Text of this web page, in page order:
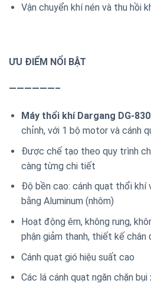
Vận chuyển khí nén và thu hồi
ƯU ĐIỂM NỔI BẬT
——————–
Máy thổi khí Dargang DG-
chỉnh, với 1 bộ motor và cánh
Được chế tạo theo quy trình
càng từng chi tiết
Độ bền cao: cánh quạt thổi
bằng Aluminum (nhôm)
Hoạt động êm, không rung,
phận giảm thanh, thiết kế
Cánh quạt gió hiệu suất cao
Các lá cánh quạt ngăn chặn bụi